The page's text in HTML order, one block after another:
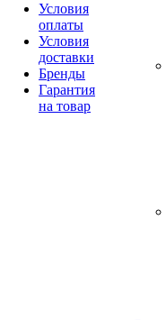
Условия
оплаты
Условия
доставки
Бренды
Гарантия
на товар